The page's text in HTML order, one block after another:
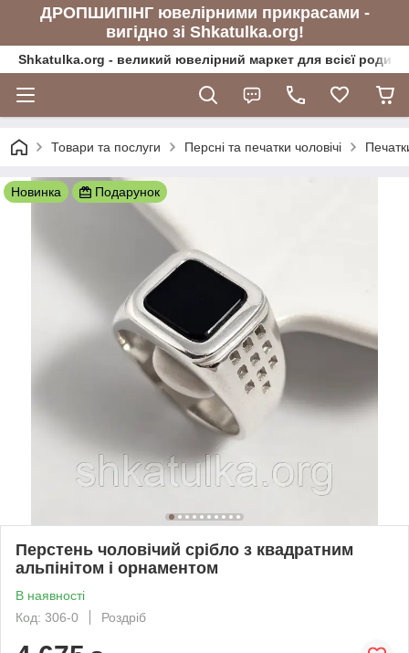
ДРОПШИПІНГ ювелірними прикрасами -
вигідно зі Shkatulka.org!
Shkatulka.org - великий ювелірний маркет для всієї
Товари та послуги Персні та печатки чоловічі
Новинка Подарунок
Перстень чоловічий срібло з квадратним
альпінітом і орнаментом
В наявності
Код: 306-0
Роздріб